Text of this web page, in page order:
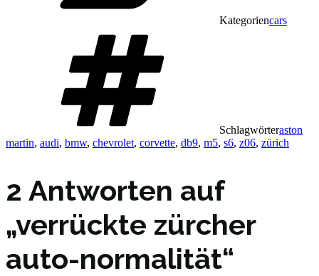
Kategoriencars
Schlagwörteraston
martin, audi, bmw, chevrolet, corvette, db9, m5, s6, z06, zürich
2 Antworten auf
„verrückte zürcher
auto-normalität“